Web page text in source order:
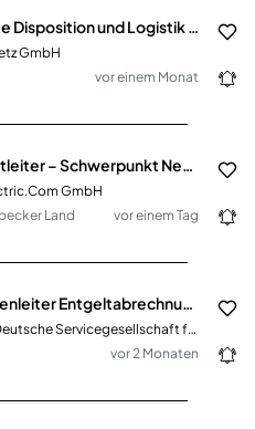
GmbH
vor einem Monat
GmbH
Land
vor einem Tag
Gruppenleiter Entgeltabrechnung / Payroll (m/w/d) Vollzeit / Teilzeit
DSGF Deutsche Servicegesellschaft für Finanzdienstleister mbH
vor 2 Monaten